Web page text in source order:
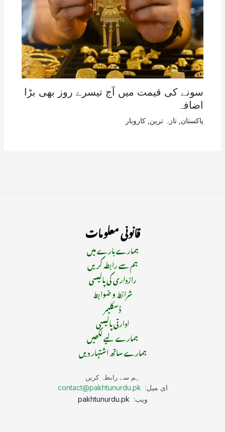
سونے کی قیمت میں آج تیسرے روز بھی بڑا
اضافہ
پاکستان تازہ ترین کاروبار
قانونی معلومات
ہمارے بارے میں
ہم سے رابطہ کریں
رازداری کی پالیسی
شرائط و ضوابط
ڈسکلیمر
ادارتی پالیسی
ہمارے لیے لکھیں
ہمارے ساتھ اشتہار دیں
ہم سے رابطہ کریں
ای میل: contact@pakhtunurdu.pk
ویب: